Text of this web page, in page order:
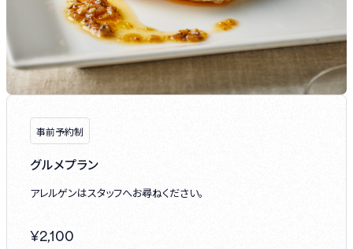
事前予約制
グルメプラン
アレルゲンはスタッフへお尋ねください。
¥2,100